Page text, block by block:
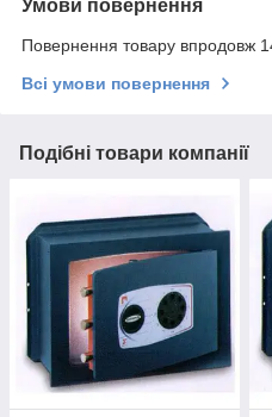
Умови повернення
Повернення товару впродовж
Всі умови повернення
Подібні товари компанії